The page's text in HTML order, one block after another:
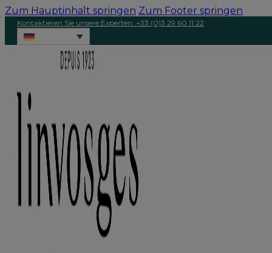
Zum Hauptinhalt springen Zum Footer springen
Kontaktieren Sie unsere Experten: +33 (0)3 29 60 11 22